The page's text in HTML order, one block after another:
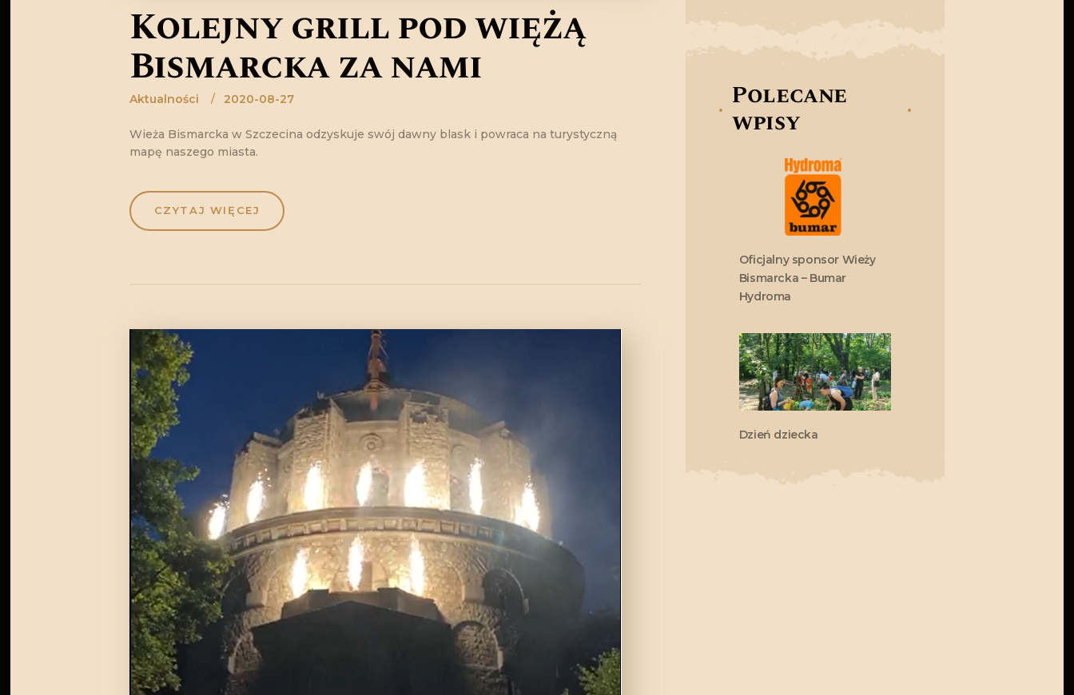
Kolejny grill pod więżą
Bismarcka za nami
Aktualności 2020-08-27
Wieża Bismarcka w Szczecina odzyskuje swój dawny blask i powraca na turystyczną
mapę naszego miasta.
CZYTAJ WIĘCEJ
Polecane
wpisy
Oficjalny sponsor Wieży
Bismarcka – Bumar
Hydroma
Dzień dziecka